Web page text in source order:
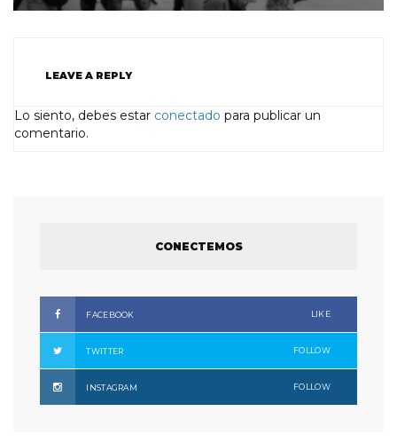
LEAVE A REPLY
Lo siento, debes estar conectado para publicar un
comentario.
CONECTEMOS
FACEBOOK LIKE
TWITTER FOLLOW
INSTAGRAM FOLLOW